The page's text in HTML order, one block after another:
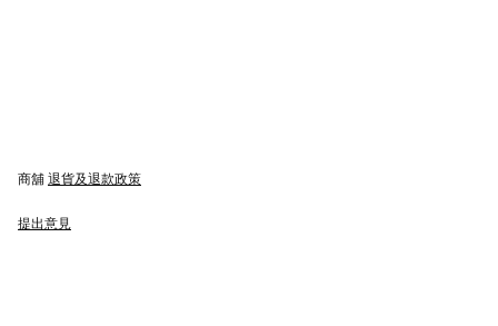
商舖 退貨及退款政策
提出意見